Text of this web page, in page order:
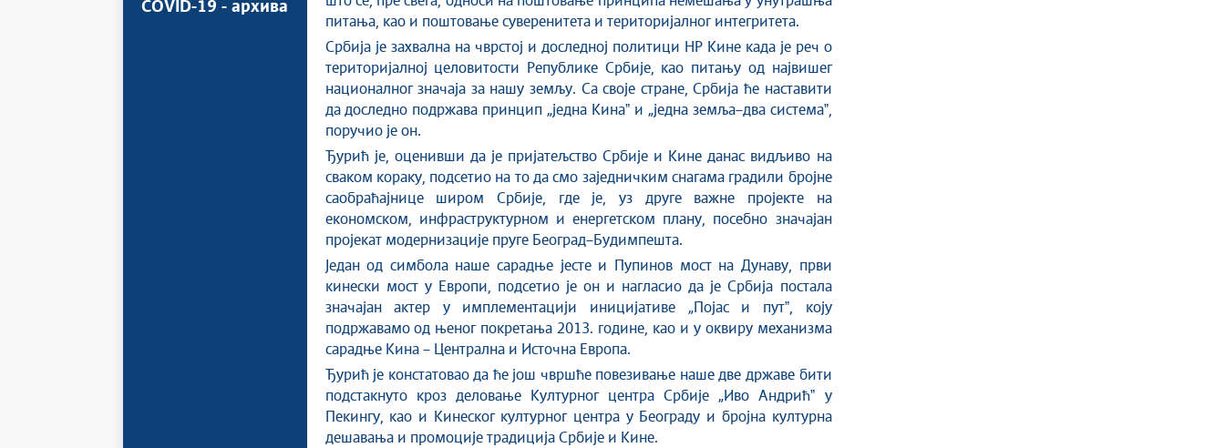
COVID-19 - архива
питања, као и поштовање суверенитета и територијалног интегритета.
Србија је захвална на чврстој и доследној политици НР Кине када је реч о
територијалној целовитости Републике Србије, као питању од највишег
националног значаја за нашу земљу. Са своје стране, Србија ће наставити
да доследно подржава принцип „једна Кинаˮ и „једна земља–два системаˮ,
поручио је он.
Ђурић је, оценивши да је пријатељство Србије и Кине данас видљиво на
сваком кораку, подсетио на то да смо заједничким снагама градили бројне
саобраћајнице широм Србије, где је, уз друге важне пројекте на
економском, инфраструктурном и енергетском плану, посебно значајан
пројекат модернизације пруге Београд–Будимпешта.
Један од симбола наше сарадње јесте и Пупинов мост на Дунаву, први
кинески мост у Европи, подсетио је он и нагласио да је Србија постала
значајан актер у имплементацији иницијативе „Појас и путˮ, коју
подржавамо од њеног покретања 2013. године, као и у оквиру механизма
сарадње Кина – Централна и Источна Европа.
Ђурић је констатовао да ће још чвршће повезивање наше две државе бити
подстакнуто кроз деловање Културног центра Србије „Иво Андрићˮ у
Пекингу, као и Кинеског културног центра у Београду и бројна културна
дешавања и промоције традиција Србије и Кине.